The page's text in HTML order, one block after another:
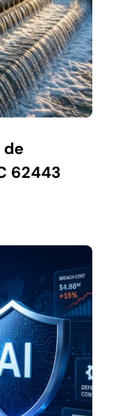
de
62443